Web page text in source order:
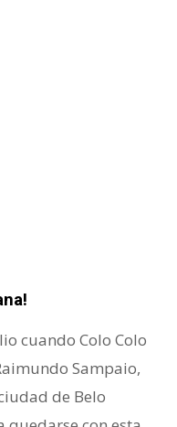
cuando Colo Colo
Sampaio,
de Belo